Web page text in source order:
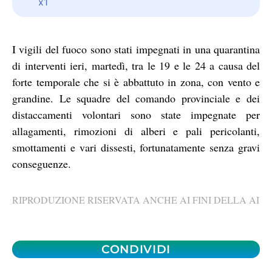
I vigili del fuoco sono stati impegnati in una quarantina
di interventi ieri, martedì, tra le 19 e le 24 a causa del
forte temporale che si è abbattuto in zona, con vento e
grandine. Le squadre del comando provinciale e dei
distaccamenti volontari sono state impegnate per
allagamenti, rimozioni di alberi e pali pericolanti,
smottamenti e vari dissesti, fortunatamente senza gravi
conseguenze.
RIPRODUZIONE RISERVATA ANCHE AI FINI DELLA AI
CONDIVIDI